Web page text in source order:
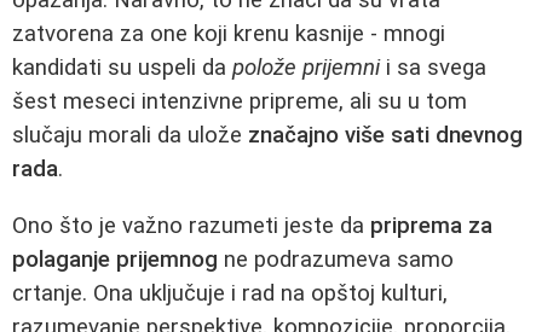
zatvorena za one koji krenu kasnije - mnogi
kandidati su uspeli da polože prijemnii sa svega
šest meseci intenzivne pripreme, ali su u tom
slučaju morali da ulože značajno više sati dnevnog
rada.
Ono što je važno razumeti jeste da priprema za
polaganje prijemnog ne podrazumeva samo
crtanje. Ona uključuje i rad na opštoj kulturi,